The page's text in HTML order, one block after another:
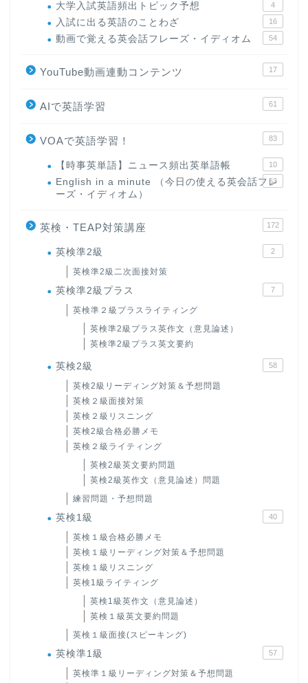
大学入試英語頻出トピック予想 4
入試に出る英語のことわざ 16
動画で覚える英会話フレーズ・イディオム 54
YouTube動画連動コンテンツ 17
AIで英語学習 61
VOAで英語学習！ 83
【時事英単語】ニュース頻出英単語帳 10
English in a minute （今日の使える英会話フレ
ーズ・イディオム）
63
英検・TEAP対策講座 172
英検準2級 2
英検準2級二次面接対策
英検準2級プラス 7
英検準２級プラスライティング
英検準2級プラス英作文（意見論述）
英検準2級プラス英文要約
英検2級 58
英検2級リーディング対策＆予想問題
英検２級面接対策
英検２級リスニング
英検2級合格必勝メモ
英検２級ライティング
英検2級英文要約問題
英検2級英作文（意見論述）問題
練習問題・予想問題
英検1級 40
英検１級合格必勝メモ
英検１級リーディング対策＆予想問題
英検１級リスニング
英検1級ライティング
英検1級英作文（意見論述）
英検１級英文要約問題
英検１級面接(スピーキング)
英検準1級 57
英検準１級リーディング対策＆予想問題